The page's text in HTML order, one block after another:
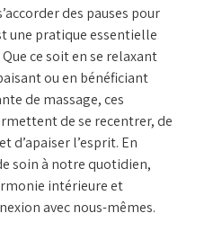
des pauses pour
une pratique essentielle
ce soit en se relaxant
ou en bénéficiant
de massage, ces
de se recentrer, de
d’apaiser l’esprit. En
soin à notre quotidien,
intérieure et
avec nous-mêmes.